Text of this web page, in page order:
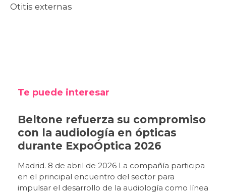
Otitis externas
Te puede interesar
Beltone refuerza su compromiso
con la audiología en ópticas
durante ExpoÓptica 2026
Madrid. 8 de abril de 2026 La compañía participa
en el principal encuentro del sector para
impulsar el desarrollo de la audiología como línea